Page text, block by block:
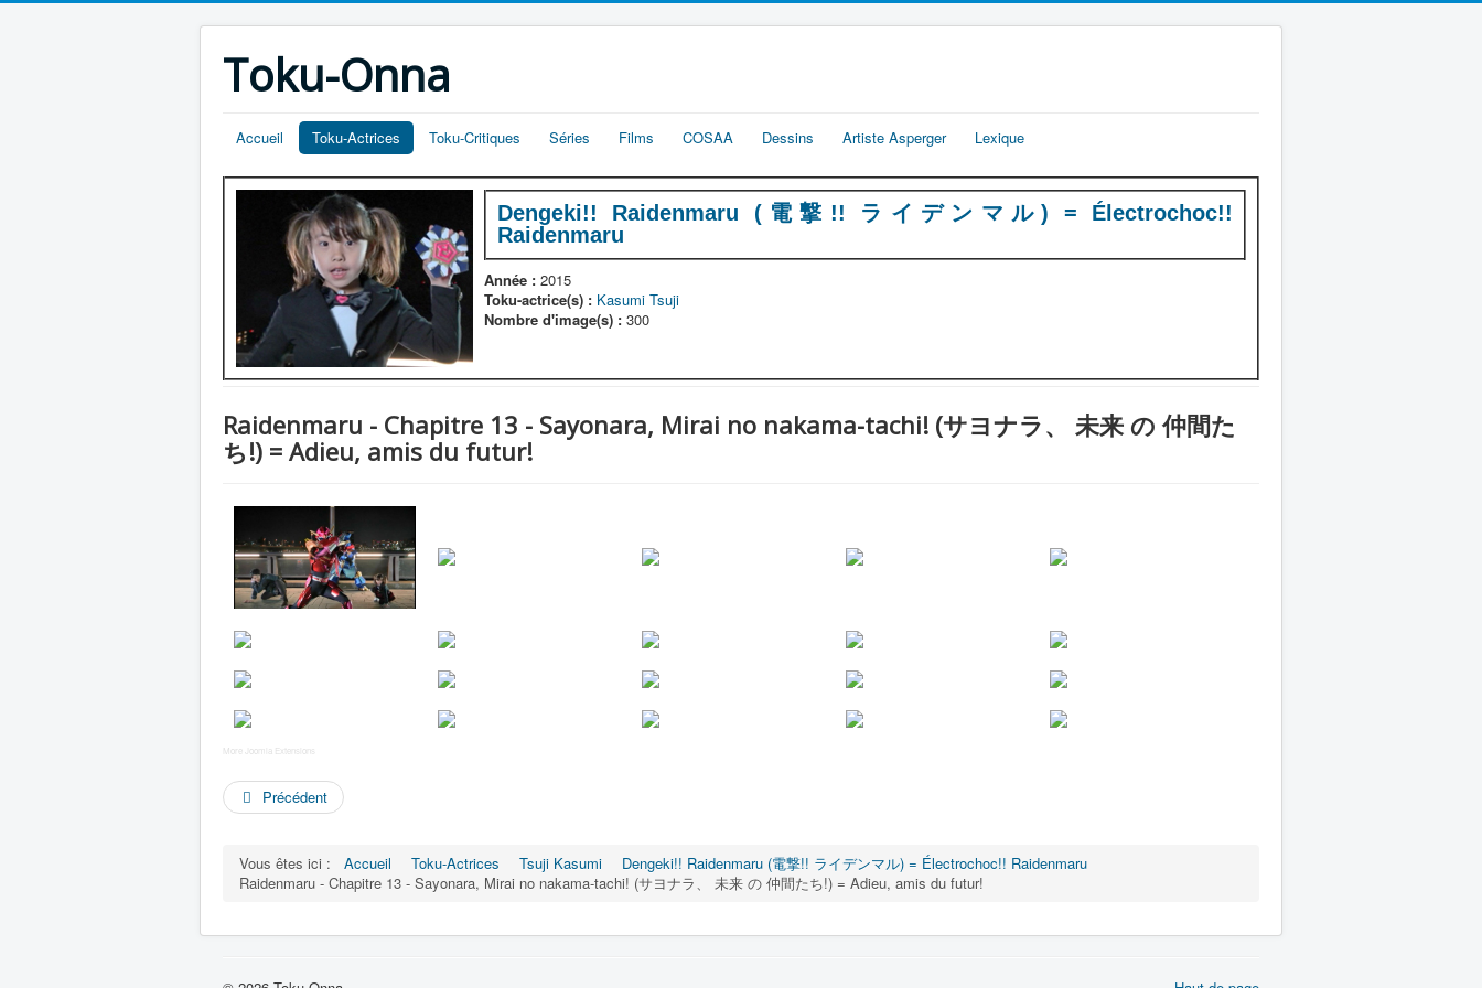
Toku-Onna
Accueil Toku-Actrices Toku-Critiques Séries Films COSAA Dessins Artiste Asperger Lexique
Dengeki!! Raidenmaru (電撃!! ライデンマル) = Électrochoc!!
Raidenmaru
Année : 2015
Toku-actrice(s) : Kasumi Tsuji
Nombre d'image(s) : 300
Raidenmaru - Chapitre 13 - Sayonara, Mirai no nakama-tachi! (サヨナラ、 未来 の 仲間た
ち!) = Adieu, amis du futur!
More Joomla Extensions
Précédent
Vous êtes ici : Accueil Toku-Actrices Tsuji Kasumi
Dengeki!! Raidenmaru (電撃!! ライデンマル) = Électrochoc!! Raidenmaru
Raidenmaru - Chapitre 13 - Sayonara, Mirai no nakama-tachi! (サヨナラ、 未来 の 仲間たち!) = Adieu, amis du futur!